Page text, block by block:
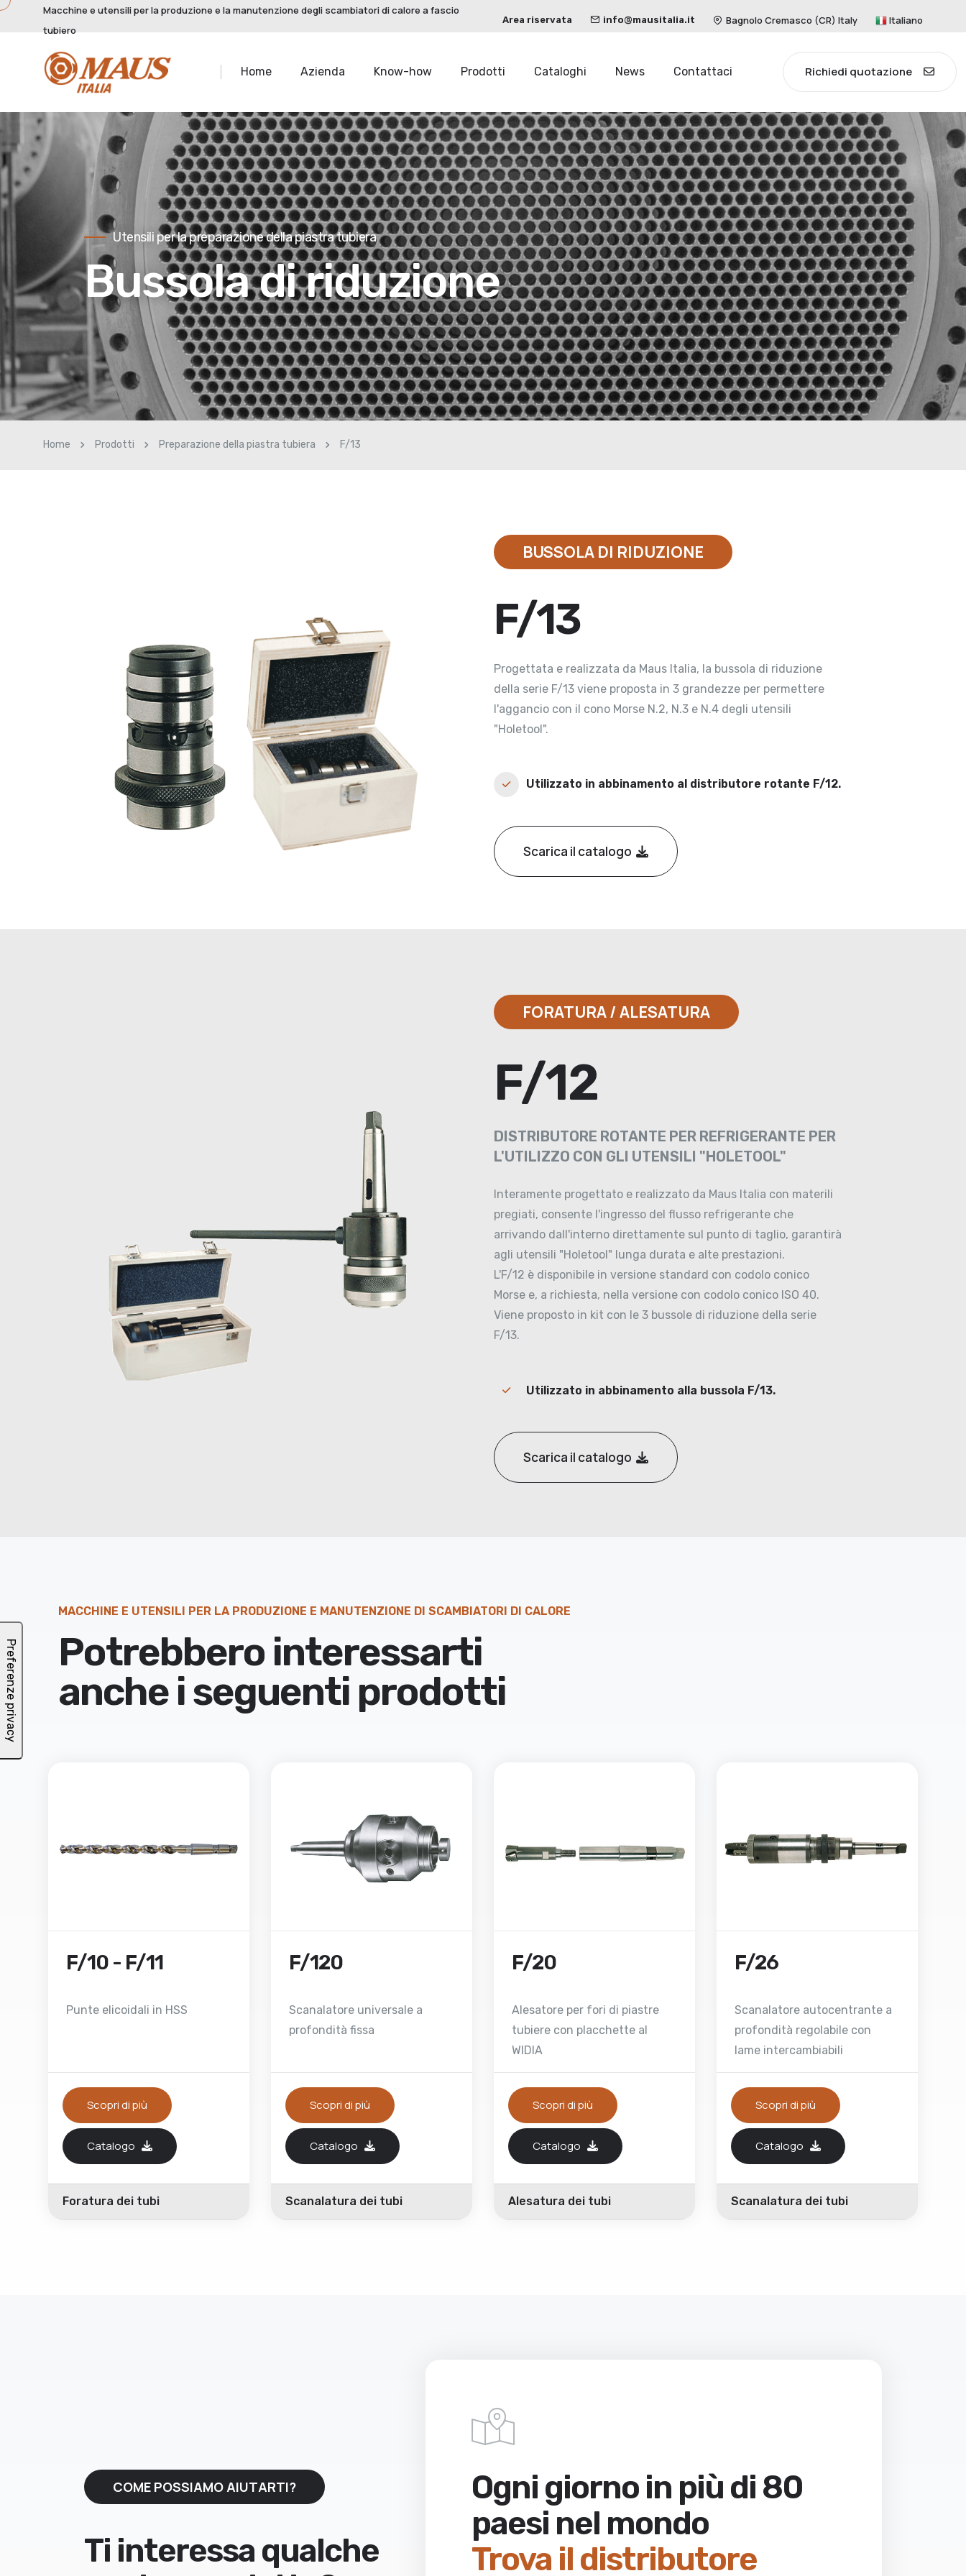
Macchine e utensili per la produzione e la manutenzione degli scambiatori di calore a fascio
tubiero
Area riservata info@mausitalia.it Bagnolo Cremasco (CR) Italy Italiano
Home Azienda Know-how Prodotti Cataloghi News Contattaci Richiedi quotazione
Utensili per la preparazione della piastra tubiera
Bussola di riduzione
Home Prodotti Preparazione della piastra tubiera F/13
BUSSOLA DI RIDUZIONE
F/13
Progettata e realizzata da Maus Italia, la bussola di riduzione
della serie F/13 viene proposta in 3 grandezze per permettere
l'aggancio con il cono Morse N.2, N.3 e N.4 degli utensili
"Holetool".
Utilizzato in abbinamento al distributore rotante F/12.
Scarica il catalogo
FORATURA / ALESATURA
F/12
DISTRIBUTORE ROTANTE PER REFRIGERANTE PER
L'UTILIZZO CON GLI UTENSILI "HOLETOOL"
Interamente progettato e realizzato da Maus Italia con materili
pregiati, consente l'ingresso del flusso refrigerante che
arrivando dall'interno direttamente sul punto di taglio, garantirà
agli utensili "Holetool" lunga durata e alte prestazioni.
L'F/12 è disponibile in versione standard con codolo conico
Morse e, a richiesta, nella versione con codolo conico ISO 40.
Viene proposto in kit con le 3 bussole di riduzione della serie
F/13.
Utilizzato in abbinamento alla bussola F/13.
Scarica il catalogo
MACCHINE E UTENSILI PER LA PRODUZIONE E MANUTENZIONE DI SCAMBIATORI DI CALORE
Potrebbero interessarti
anche i seguenti prodotti
F/10 - F/11
Punte elicoidali in HSS
Scopri di più
Catalogo
Foratura dei tubi
F/120
Scanalatore universale a
profondità fissa
Scopri di più
Catalogo
Scanalatura dei tubi
F/20
Alesatore per fori di piastre
tubiere con placchette al
WIDIA
Scopri di più
Catalogo
Alesatura dei tubi
F/26
Scanalatore autocentrante a
profondità regolabile con
lame intercambiabili
Scopri di più
Catalogo
Scanalatura dei tubi
COME POSSIAMO AIUTARTI?
Ti interessa qualche
Ogni giorno in più di 80
paesi nel mondo
Trova il distributore
Realizziamo qualcosa di
Richiedi quotazione